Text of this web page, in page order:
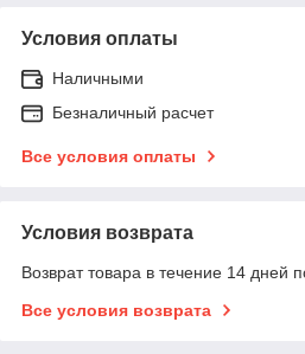
Условия оплаты
Наличными
Безналичный расчет
Все условия оплаты
Условия возврата
Возврат товара в течение 14 дней
Все условия возврата